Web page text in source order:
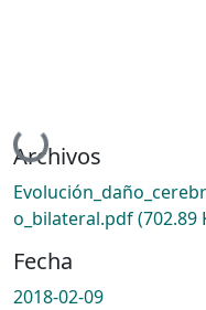
Cargando...
Archivos
o_bilateral.pdf(702.89
Fecha
2018-02-09